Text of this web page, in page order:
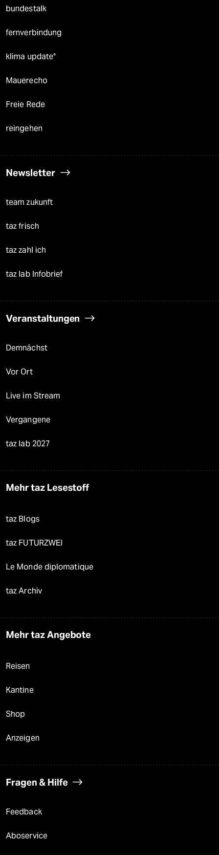
bundestalk
fernverbindung
klima update°
Mauerecho
Freie Rede
reingehen
Newsletter
team zukunft
taz frisch
taz zahl ich
taz lab Infobrief
Veranstaltungen
Demnächst
Vor Ort
Live im Stream
Vergangene
taz lab 2027
Mehr taz Lesestoff
taz Blogs
taz FUTURZWEI
Le Monde diplomatique
taz Archiv
Mehr taz Angebote
Reisen
Kantine
Shop
Anzeigen
Fragen & Hilfe
Feedback
Aboservice